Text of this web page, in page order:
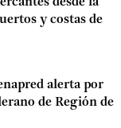
y costas de
alerta por
de Región de